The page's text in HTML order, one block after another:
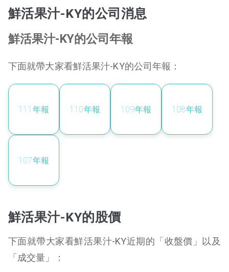
鮮活果汁-KY的公司消息
鮮活果汁-KY的公司年報
下面就帶大家看鮮活果汁-KY的公司年報：
111 年報 110年報 109年報 108年報
107年報
鮮活果汁-KY的股價
下面就帶大家看鮮活果汁-KY近期的「收盤價」以及
「成交量」：